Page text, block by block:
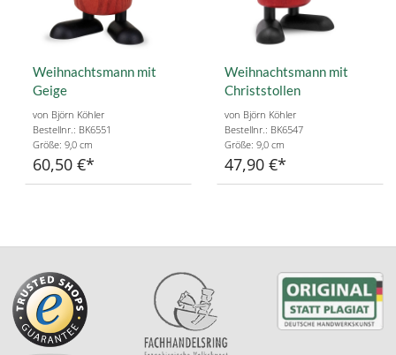
Weihnachtsmann mit
Geige
von Björn Köhler
Bestellnr.: BK6551
Größe: 9,0 cm
60,50 €
Weihnachtsmann mit
Christstollen
von Björn Köhler
Bestellnr.: BK6547
Größe: 9,0 cm
47,90 €